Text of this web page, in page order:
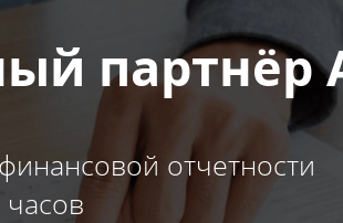
партнёр
отчетности